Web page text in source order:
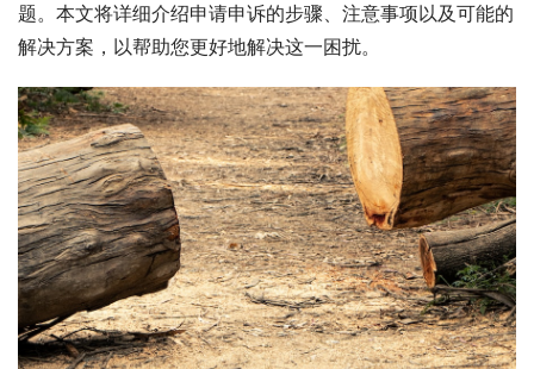
题。本文将详细介绍申请申诉的步骤、注意事项以及可能的
解决方案，以帮助您更好地解决这一困扰。